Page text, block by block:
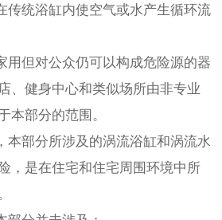
统浴缸内使空气或水产生循环流
但对公众仍可以构成危险源的器
、健身中心和类似场所由非专业
本部分的范围。
部分所涉及的涡流浴缸和涡流水
，是在住宅和住宅周围环境中所